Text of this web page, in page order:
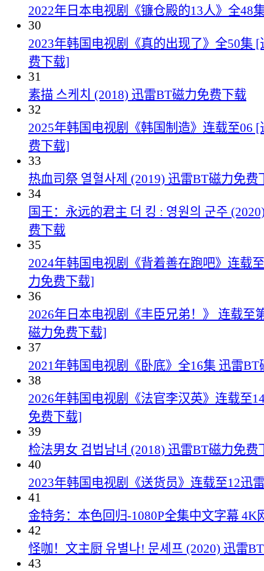
2022年日本电视剧《镰仓殿的13人》全48
30
2023年韩国电视剧《真的出现了》全50集
费下载]
31
素描 스케치 (2018) 迅雷BT磁力免费下载
32
2025年韩国电视剧《韩国制造》连载至06
费下载]
33
热血司祭 열혈사제 (2019) 迅雷BT磁力免费
34
国王：永远的君主 더 킹 : 영원의 군주
费下载
35
2024年韩国电视剧《背着善在跑吧》连载
力免费下载]
36
2026年日本电视剧《丰臣兄弟！》 连载至
磁力免费下载]
37
2021年韩国电视剧《卧底》全16集 迅雷
38
2026年韩国电视剧《法官李汉英》连载至
免费下载]
39
检法男女 검법남녀 (2018) 迅雷BT磁力免费
40
2023年韩国电视剧《送货员》连载至12迅
41
金特务：本色回归-1080P全集中文字幕 4K
42
怪咖！文主厨 유별나! 문셰프 (2020) 迅雷
43